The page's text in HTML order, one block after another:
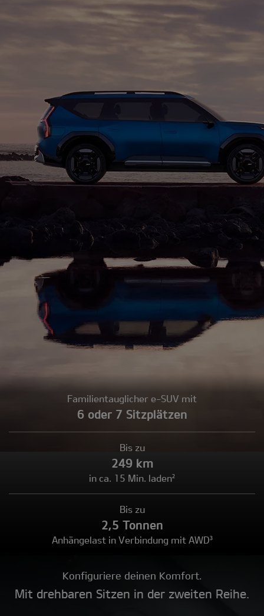
Familientauglicher e-SUV mit
6 oder 7 Sitzplätzen
Bis zu
249 km
in ca. 15 Min. laden²
Bis zu
2,5 Tonnen
Anhängelast in Verbindung mit AWD³
Konfiguriere deinen Komfort.
Mit drehbaren Sitzen in der zweiten Reihe.